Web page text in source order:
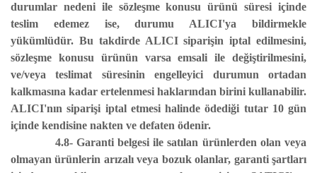
durumlar nedeni ile sözleşme konusu ürünü süresi içinde
teslim edemez ise, durumu ALICI'ya bildirmekle
yükümlüdür. Bu takdirde ALICI siparişin iptal edilmesini,
sözleşme konusu ürünün varsa emsali ile değiştirilmesini,
ve/veya teslimat süresinin engelleyici durumun ortadan
kalkmasına kadar ertelenmesi haklarından birini kullanabilir.
ALICI'nın siparişi iptal etmesi halinde ödediği tutar 10 gün
içinde kendisine nakten ve defaten ödenir.
4.8- Garanti belgesi ile satılan ürünlerden olan veya
olmayan ürünlerin arızalı veya bozuk olanlar, garanti şartları